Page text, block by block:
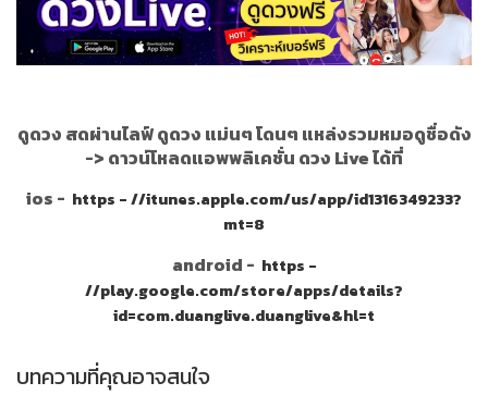
ดูดวง สดผ่านไลฟ์ ดูดวง แม่นๆ โดนๆ แหล่งรวมหมอดูชื่อดัง
-> ดาวน์โหลดแอพพลิเคชั่น ดวง Live ได้ที่
ios - https - //itunes.apple.com/us/app/id1316349233?
mt=8
android - https -
//play.google.com/store/apps/details?
id=com.duanglive.duanglive&hl=t
บทความที่คุณอาจสนใจ